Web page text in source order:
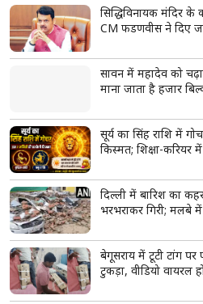
प्रयागराज में युवाओं के
दौलत’ समझना जरूरी
'पाकिस्तानी दिल से
मोहन भागवत ने भारत-
मस्जिदों से लाउडस्पीकर
तेज, मुर्शिदाबाद के दो
राघव चड्ढा की पीएम
पहले मिलेगी बड़ी
'भगवा क्यों पहना है?'
हुआ सवाल, 'विंक गर्ल' ने